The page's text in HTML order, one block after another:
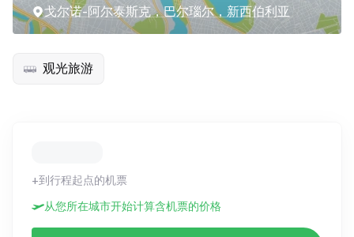
戈尔诺-阿尔泰斯克，巴尔瑙尔，新西伯利亚
观光旅游
+到行程起点的机票
从您所在城市开始计算含机票的价格